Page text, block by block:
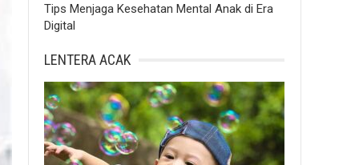
Tips Menjaga Kesehatan Mental Anak di Era
Digital
LENTERA ACAK